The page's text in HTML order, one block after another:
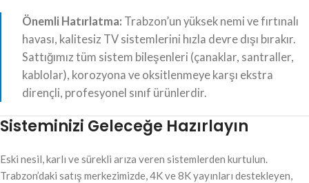
Önemli Hatırlatma: Trabzon’un yüksek nemi ve fırtınalı
havası, kalitesiz TV sistemlerini hızla devre dışı bırakır.
Sattığımız tüm sistem bileşenleri (çanaklar, santraller,
kablolar), korozyona ve oksitlenmeye karşı ekstra
dirençli, profesyonel sınıf ürünlerdir.
Sisteminizi Geleceğe Hazırlayın
Eski nesil, karlı ve sürekli arıza veren sistemlerden kurtulun.
Trabzon’daki satış merkezimizde, 4K ve 8K yayınları destekleyen,